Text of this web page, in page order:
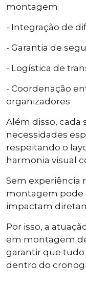
montagem
- Integração de
- Garantia de
- Logística de
- Coordenação
organizadores
Além disso, cada
necessidades
respeitando o
harmonia visual
Sem experiência
montagem pode
impactam
Por isso, a
em montagem
garantir que
dentro do